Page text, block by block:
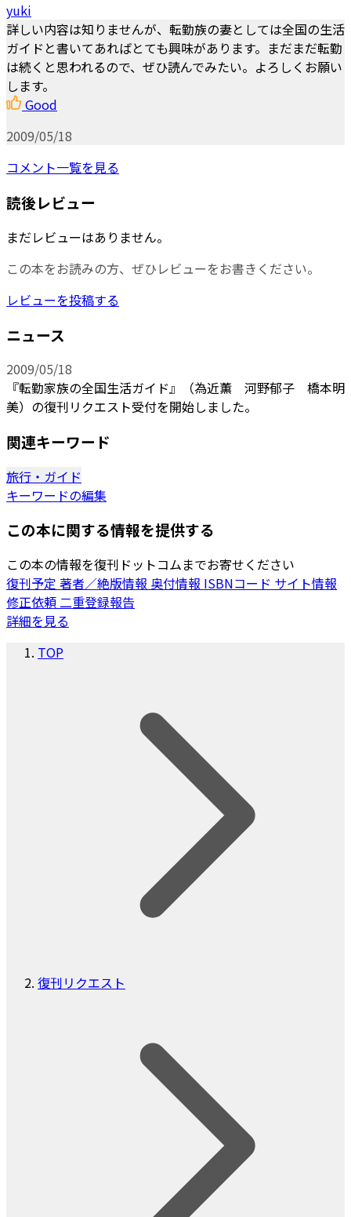
yuki
詳しい内容は知りませんが、転勤族の妻としては全国の生活
ガイドと書いてあればとても興味があります。まだまだ転勤
は続くと思われるので、ぜひ読んでみたい。よろしくお願い
します。
Good
2009/05/18
コメント一覧を見る
読後レビュー
まだレビューはありません。
この本をお読みの方、ぜひレビューをお書きください。
レビューを投稿する
ニュース
2009/05/18
『転勤家族の全国生活ガイド』（為近薫 河野郁子 橋本明
美）の復刊リクエスト受付を開始しました。
関連キーワード
旅行・ガイド
キーワードの編集
この本に関する情報を提供する
この本の情報を復刊ドットコムまでお寄せください
復刊予定 著者／絶版情報 奥付情報 ISBNコード サイト情報
修正依頼二重登録報告
詳細を見る
TOP
復刊リクエスト